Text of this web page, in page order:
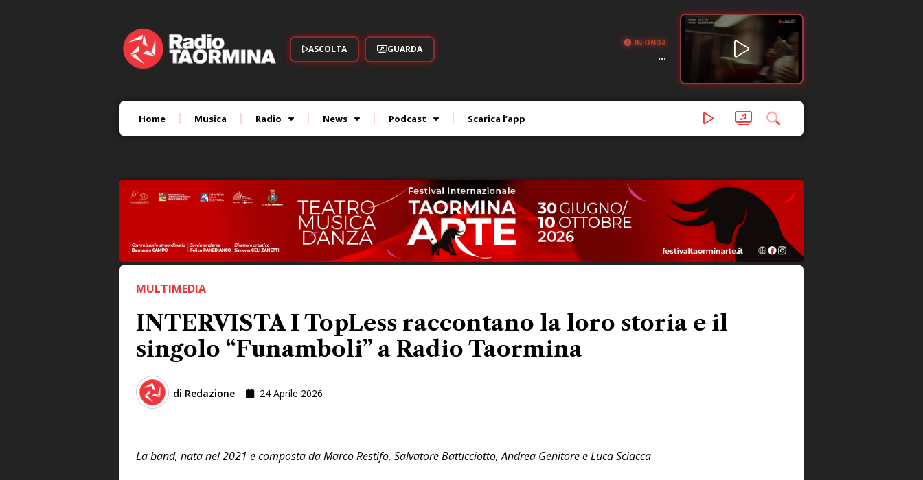
ASCOLTA GUARDA
IN ONDA
...
Home Musica Radio News Podcast Scarica l’app
MULTIMEDIA
INTERVISTA I TopLess raccontano la loro storia e il
singolo “Funamboli” a Radio Taormina
di Redazione 24 Aprile 2026
La band, nata nel 2021 e composta da Marco Restifo, Salvatore Batticciotto, Andrea Genitore e Luca Sciacca